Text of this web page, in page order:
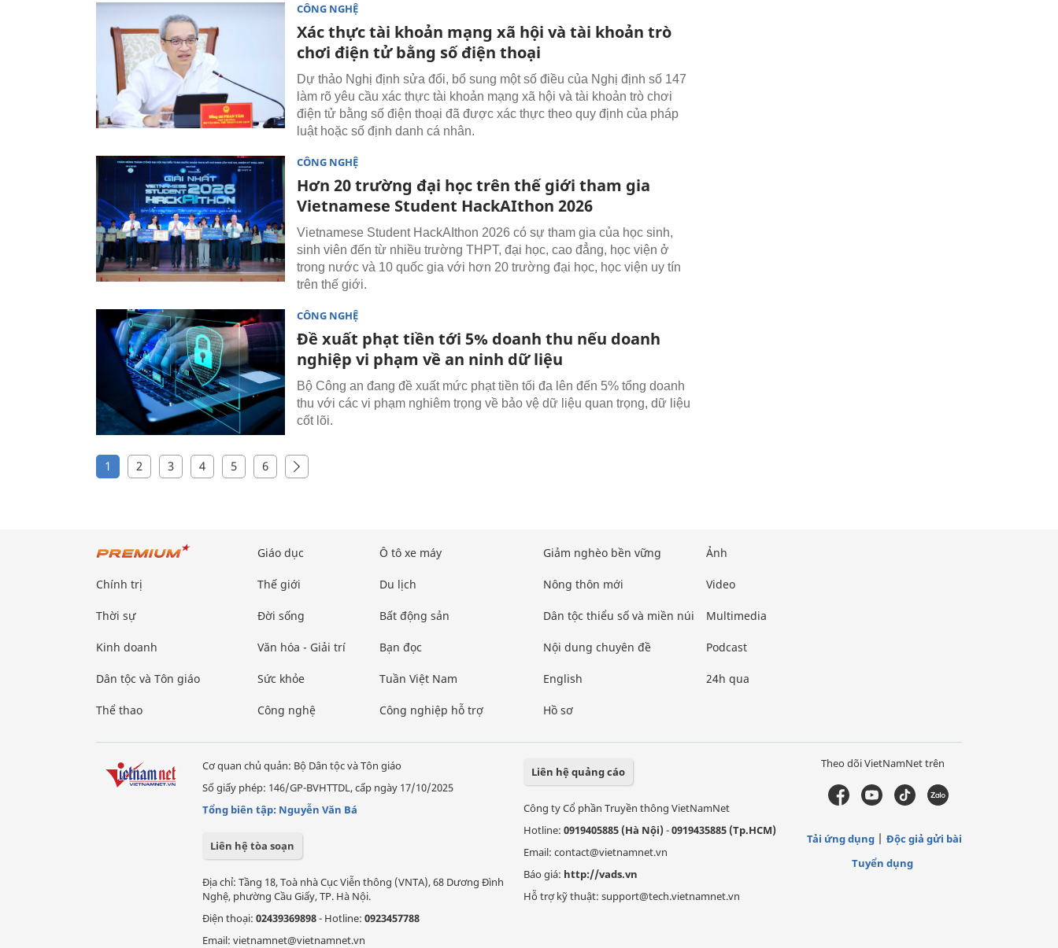
CÔNG NGHỆ
Xác thực tài khoản mạng xã hội và tài khoản trò
chơi điện tử bằng số điện thoại
Dự thảo Nghị định sửa đổi, bổ sung một số điều của Nghị định số 147
làm rõ yêu cầu xác thực tài khoản mạng xã hội và tài khoản trò chơi
điện tử bằng số điện thoại đã được xác thực theo quy định của pháp
luật hoặc số định danh cá nhân.
CÔNG NGHỆ
Hơn 20 trường đại học trên thế giới tham gia
Vietnamese Student HackAIthon 2026
Vietnamese Student HackAIthon 2026 có sự tham gia của học sinh,
sinh viên đến từ nhiều trường THPT, đại học, cao đẳng, học viện ở
trong nước và 10 quốc gia với hơn 20 trường đại học, học viện uy tín
trên thế giới.
CÔNG NGHỆ
Đề xuất phạt tiền tới 5% doanh thu nếu doanh
nghiệp vi phạm về an ninh dữ liệu
Bộ Công an đang đề xuất mức phạt tiền tối đa lên đến 5% tổng doanh
thu với các vi phạm nghiêm trọng về bảo vệ dữ liệu quan trọng, dữ liệu
cốt lõi.
1 2 3 4 5 6
Chính trị
Thời sự
Kinh doanh
Dân tộc và Tôn giáo
Thể thao
Giáo dục
Thế giới
Đời sống
Văn hóa - Giải trí
Sức khỏe
Công nghệ
Ô tô xe máy
Du lịch
Bất động sản
Bạn đọc
Tuần Việt Nam
Công nghiệp hỗ trợ
Giảm nghèo bền vững
Nông thôn mới
Dân tộc thiểu số và miền núi
Nội dung chuyên đề
English
Hồ sơ
Ảnh
Video
Multimedia
Podcast
24h qua
Cơ quan chủ quản: Bộ Dân tộc và Tôn giáo
Số giấy phép: 146/GP-BVHTTDL, cấp ngày 17/10/2025
Tổng biên tập: Nguyễn Văn Bá
Liên hệ tòa soạn
Địa chỉ: Tầng 18, Toà nhà Cục Viễn thông (VNTA), 68 Dương Đình
Nghệ, phường Cầu Giấy, TP. Hà Nội.
Điện thoại: 02439369898- Hotline: 0923457788
Email: vietnamnet@vietnamnet.vn
Liên hệ quảng cáo
Công ty Cổ phần Truyền thông VietNamNet
Hotline: 0919405885 (Hà Nội)-0919435885 (Tp.HCM)
Email: contact@vietnamnet.vn
Báo giá: http://vads.vn
Hỗ trợ kỹ thuật: support@tech.vietnamnet.vn
Theo dõi VietNamNet trên
Tải ứng dụng
Độc giả gửi bài
Tuyển dụng